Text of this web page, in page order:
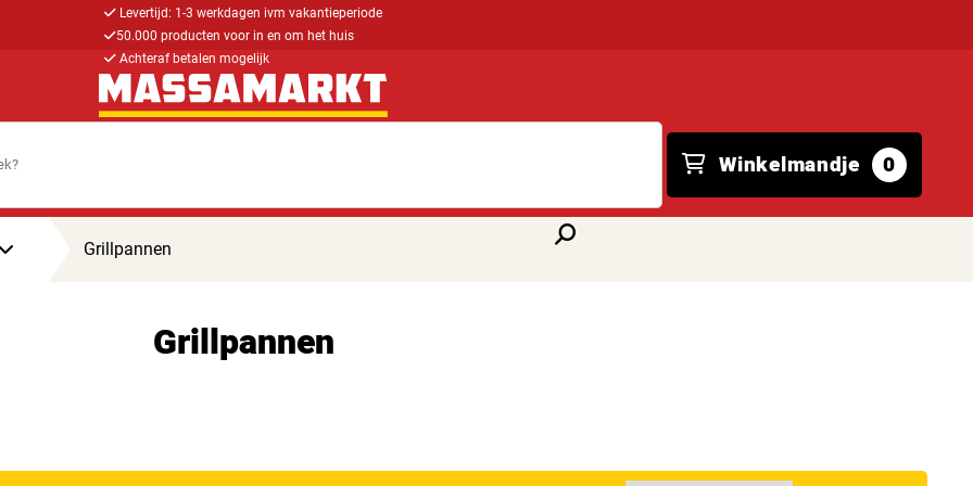
Levertijd: 1-3 werkdagen ivm vakantieperiode
50.000 producten voor in en om het huis
Achteraf betalen mogelijk
Winkelmandje 0
Grillpannen
Grillpannen